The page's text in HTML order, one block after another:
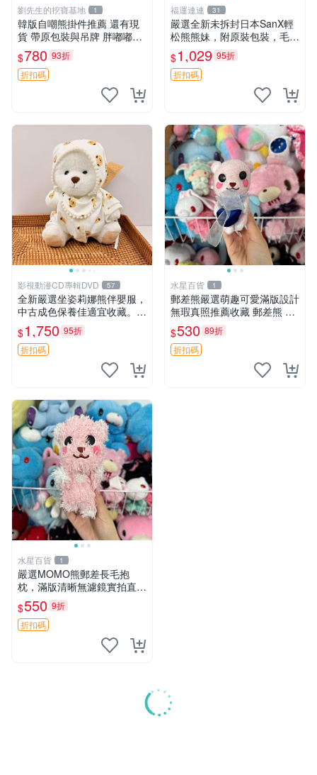
劉先生的挖寶基地 1
韓版自嘲熊掛件推薦 還有現
貨 帶原包裝與吊牌 胖嘟嘟超
可愛 毛絨手感佳 小熊掛件 自
嘲抱枕 小熊抱枕
$780 93折
折扣碼
福運連連 31
嚴選全新未拆封日本SanX輕
松熊熊妹，附原裝包裝，毛絨
質地極佳，細膩可愛，推薦收
藏兼送禮，適合女性好友或家
人，限量釋出。鬆熊、熊玩
$1,029 95折
折扣碼
影視動漫CD專輯DVD 57
全新嚴選坐姿莉娜熊伴嬰服，
中古成色保養佳適宜收藏。無
盒子但品質完好，快速出貨。
建議入手！ 中古 玩偶 滬漫
$1,750 95折
折扣碼
水星百貨 1
郵差熊嚴選萌趣可愛滿版設計
無瑕真照推薦收藏 郵差熊 熊
抱枕 紅薯啵啵間
$530 89折
折扣碼
水星百貨 1
嚴選MOMO熊郵差長毛抱
枕，滿版清晰無濾鏡實拍直
銷。每周新品到貨，不容錯
過！ 郵差熊 長毛 抱枕
$550 9折
折扣碼